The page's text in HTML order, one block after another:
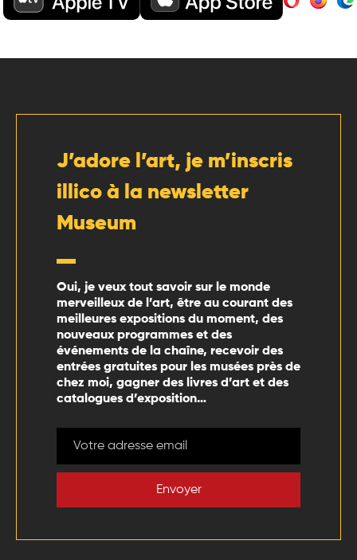
J’adore l’art, je m’inscris
illico à la newsletter
Museum
Oui, je veux tout savoir sur le monde
merveilleux de l’art, être au courant des
meilleures expositions du moment, des
nouveaux programmes et des
événements de la chaîne, recevoir des
entrées gratuites pour les musées près de
chez moi, gagner des livres d’art et des
catalogues d’exposition…
Envoyer